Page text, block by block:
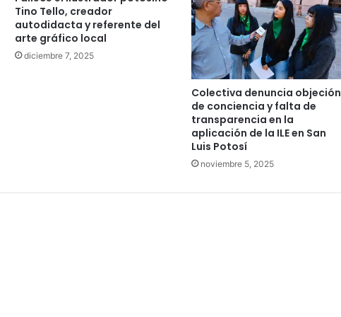
Tino Tello, creador
autodidacta y referente del
arte gráfico local
diciembre 7, 2025
Colectiva denuncia objeción
de conciencia y falta de
transparencia en la
aplicación de la ILE en San
Luis Potosí
noviembre 5, 2025